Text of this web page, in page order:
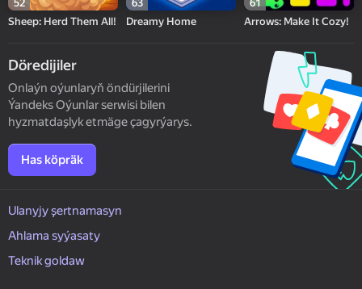
52
Sheep: Herd Them All!
63
Dreamy Home
61
Arrows: Make It Cozy!
Döredijiler
Onlaýn oýunlaryň öndürjilerini
Ýandeks Oýunlar serwisi bilen
hyzmatdaşlyk etmäge çagyrýarys.
Has köpräk
Ulanyjy şertnamasyn
Ahlama syýasaty
Teknik goldaw